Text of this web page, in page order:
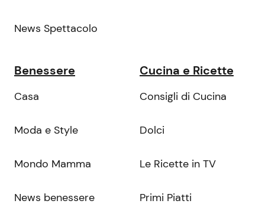
News Spettacolo
Benessere
Casa
Moda e Style
Mondo Mamma
News benessere
Cucina e Ricette
Consigli di Cucina
Dolci
Le Ricette in TV
Primi Piatti